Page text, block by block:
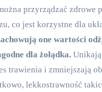
przyrządzać zdrowe
co jest korzystne dla
one wartości
dla żołądka.
trawienia i zmniejszają
lekkostrawność